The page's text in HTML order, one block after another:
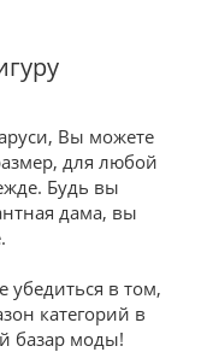
Вы можете
для любой
Будь вы
дама, вы
убедиться в том,
категорий в
базар моды!